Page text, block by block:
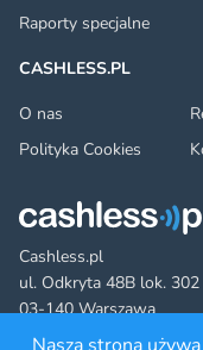
Cashless.pl
ul. Odkryta 48B lok. 302
03-140 Warszawa
Raporty specjalne
CASHLESS.PL
O nas
Polityka Cookies